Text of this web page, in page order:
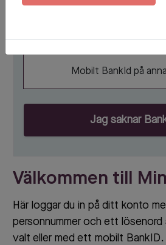
Mobilt BankId på
Jag saknar
Välkommen till
Här loggar du in på ditt konto
personnummer och ett lösenord
valt eller med ett mobilt BankID.